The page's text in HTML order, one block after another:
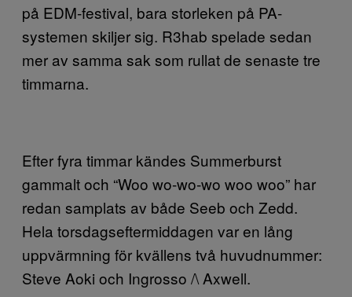
på EDM-festival, bara storleken på PA-
systemen skiljer sig. R3hab spelade sedan
mer av samma sak som rullat de senaste tre
timmarna.
Efter fyra timmar kändes Summerburst
gammalt och “Woo wo-wo-wo woo woo” har
redan samplats av både Seeb och Zedd.
Hela torsdagseftermiddagen var en lång
uppvärmning för kvällens två huvudnummer:
Steve Aoki och Ingrosso /\ Axwell.